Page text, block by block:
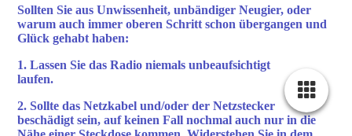
Sollten Sie aus Unwissenheit, unbändiger Neugier, oder
warum auch immer oberen Schritt schon übergangen und
Glück gehabt haben:
1. Lassen Sie das Radio niemals unbeaufsichtigt
laufen.
2. Sollte das Netzkabel und/oder der Netzstecker
beschädigt sein, auf keinen Fall nochmal auch nur in die